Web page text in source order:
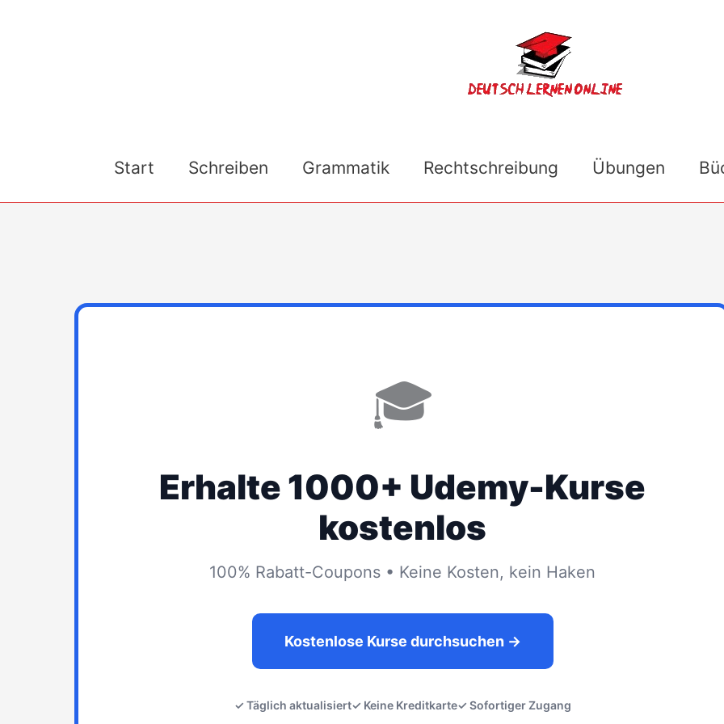
Start Schreiben Grammatik Rechtschreibung Übungen
🎓
Erhalte 1000+ Udemy-Kurse
kostenlos
100% Rabatt-Coupons • Keine Kosten, kein Haken
Kostenlose Kurse durchsuchen →
✓ Täglich aktualisiert✓ Keine Kreditkarte✓ Sofortiger Zugang